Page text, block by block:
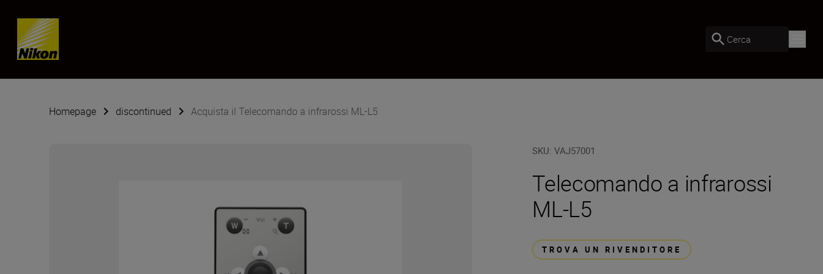
Skip content
Cerca
Homepage discontinued Acquista il Telecomando a infrarossi ML-L5
SKU:VAJ57001
Telecomando a infrarossi
ML-L5
TROVA UN RIVENDITORE